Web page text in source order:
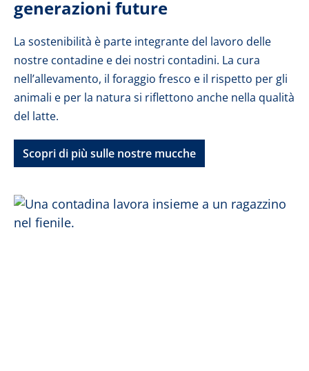
generazioni future
La sostenibilità è parte integrante del lavoro delle
nostre contadine e dei nostri contadini. La cura
nell’allevamento, il foraggio fresco e il rispetto per gli
animali e per la natura si riflettono anche nella qualità
del latte.
Scopri di più sulle nostre mucche